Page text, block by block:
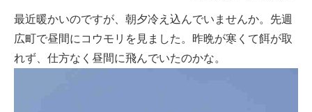
最近暖かいのですが、朝夕冷え込んでいませんか。先週
広町で昼間にコウモリを見ました。昨晩が寒くて餌が取
れず、仕方なく昼間に飛んでいたのかな。